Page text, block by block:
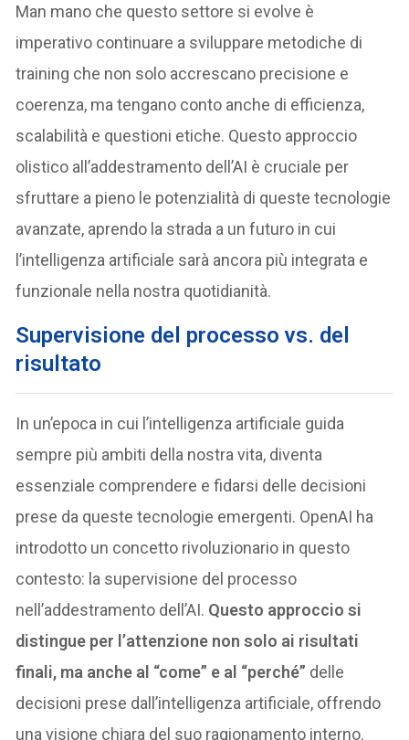
Man mano che questo settore si evolve è
imperativo continuare a sviluppare metodiche di
training che non solo accrescano precisione e
coerenza, ma tengano conto anche di efficienza,
scalabilità e questioni etiche. Questo approccio
olistico all’addestramento dell’AI è cruciale per
sfruttare a pieno le potenzialità di queste tecnologie
avanzate, aprendo la strada a un futuro in cui
l’intelligenza artificiale sarà ancora più integrata e
funzionale nella nostra quotidianità.
Supervisione del processo vs. del
risultato
In un’epoca in cui l’intelligenza artificiale guida
sempre più ambiti della nostra vita, diventa
essenziale comprendere e fidarsi delle decisioni
prese da queste tecnologie emergenti. OpenAI ha
introdotto un concetto rivoluzionario in questo
contesto: la supervisione del processo
nell’addestramento dell’AI. Questo approccio si
distingue per l’attenzione non solo ai risultati
finali, ma anche al “come” e al “perché” delle
decisioni prese dall’intelligenza artificiale, offrendo
una visione chiara del suo ragionamento interno.